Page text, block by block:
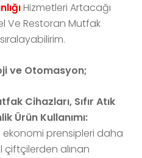
Hizmetleri Artacağı
Ve Restoran Mutfak
ve Otomasyon;
Cihazları, Sıfır Atık
Ürün Kullanımı:
prensipleri daha
çiftçilerden alınan